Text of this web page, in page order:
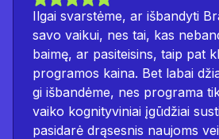
Ilgai svarstėme, ar išbandyti
savo vaikui, nes tai, kas
baimę, ar pasiteisins, taip pat
programos kaina. Bet labai
gi išbandėme, nes programa
vaiko kognityviniai įgūdžiai
pasidarė drąsesnis naujoms